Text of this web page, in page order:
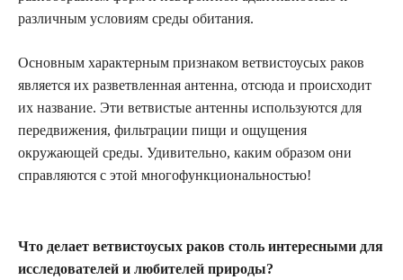
различным условиям среды обитания.
Основным характерным признаком ветвистоусых раков
является их разветвленная антенна, отсюда и происходит
их название. Эти ветвистые антенны используются для
передвижения, фильтрации пищи и ощущения
окружающей среды. Удивительно, каким образом они
справляются с этой многофункциональностью!
Что делает ветвистоусых раков столь интересными для
исследователей и любителей природы?